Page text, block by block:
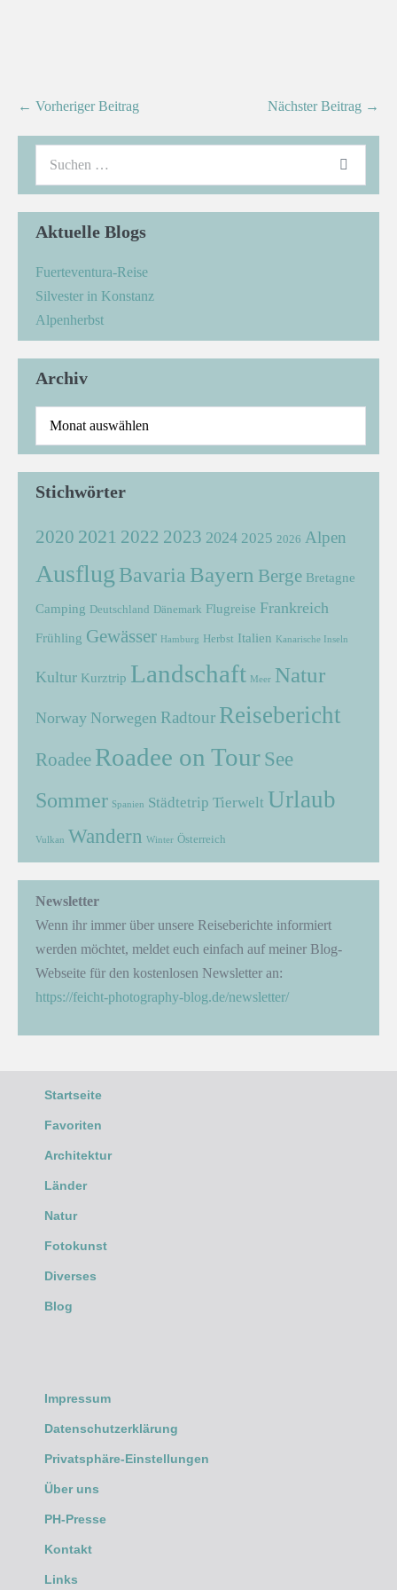
← Vorheriger Beitrag Nächster Beitrag →
Aktuelle Blogs
Fuerteventura-Reise
Silvester in Konstanz
Alpenherbst
Archiv
Stichwörter
2020 2021 2022 2023 2024 2025 2026 Alpen
Ausflug Bavaria Bayern Berge Bretagne
Camping Deutschland Dänemark Flugreise Frankreich
Frühling Gewässer Hamburg Herbst Italien Kanarische Inseln
Kultur Kurztrip Landschaft Meer Natur
Norway Norwegen Radtour Reisebericht
Roadee Roadee on Tour See
Sommer Spanien Städtetrip Tierwelt Urlaub
Vulkan Wandern Winter Österreich
Newsletter
Wenn ihr immer über unsere Reiseberichte informiert
werden möchtet, meldet euch einfach auf meiner Blog-
Webseite für den kostenlosen Newsletter an:
https://feicht-photography-blog.de/newsletter/
Startseite
Favoriten
Architektur
Länder
Natur
Fotokunst
Diverses
Blog
Impressum
Datenschutzerklärung
Privatsphäre-Einstellungen
Über uns
PH-Presse
Kontakt
Links